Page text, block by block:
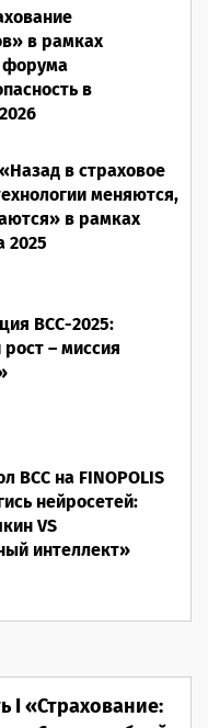
в рамках
форума
в
в страховое
меняются,
в рамках
2025
ВСС-2025:
– миссия
ВСС на FINOPOLIS
нейросетей:
VS
интеллект»
I «Страхование: